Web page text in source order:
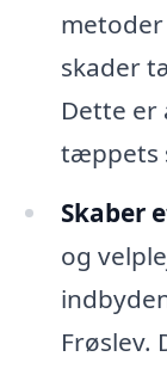
skader
Dette er
tæppets
Skaber
og
Frøslev.